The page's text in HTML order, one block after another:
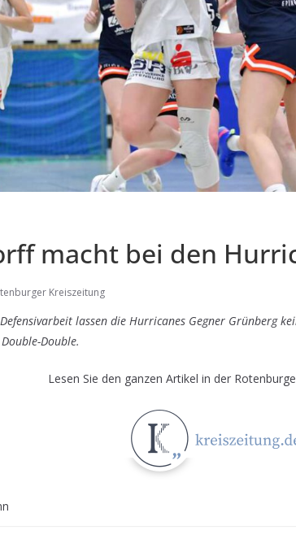
macht bei den
Kreiszeitung
lassen die Hurricanes Gegner Grünberg
Double.
Lesen Sie den ganzen Artikel in der